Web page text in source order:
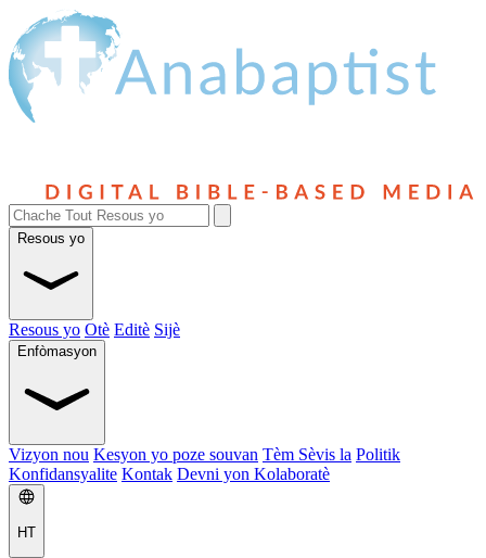
Resous yo
Resous yo Otè Editè Sijè
Enfòmasyon
Vizyon nou Kesyon yo poze souvan Tèm Sèvis la Politik
Konfidansyalite Kontak Devni yon Kolaboratè
HT